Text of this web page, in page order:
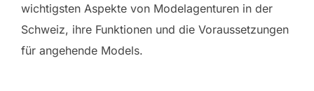
wichtigsten Aspekte von Modelagenturen in der
Schweiz, ihre Funktionen und die Voraussetzungen
für angehende Models.